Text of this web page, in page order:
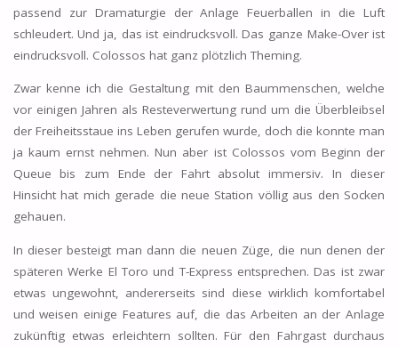
passend zur Dramaturgie der Anlage Feuerballen in die Luft
schleudert. Und ja, das ist eindrucksvoll. Das ganze Make-Over ist
eindrucksvoll. Colossos hat ganz plötzlich Theming.
Zwar kenne ich die Gestaltung mit den Baummenschen, welche
vor einigen Jahren als Resteverwertung rund um die Überbleibsel
der Freiheitsstaue ins Leben gerufen wurde, doch die konnte man
ja kaum ernst nehmen. Nun aber ist Colossos vom Beginn der
Queue bis zum Ende der Fahrt absolut immersiv. In dieser
Hinsicht hat mich gerade die neue Station völlig aus den Socken
gehauen.
In dieser besteigt man dann die neuen Züge, die nun denen der
späteren Werke El Toro und T-Express entsprechen. Das ist zwar
etwas ungewohnt, andererseits sind diese wirklich komfortabel
und weisen einige Features auf, die das Arbeiten an der Anlage
zukünftig etwas erleichtern sollten. Für den Fahrgast durchaus